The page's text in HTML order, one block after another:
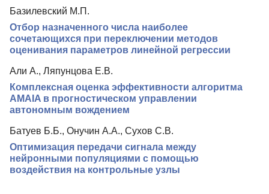
Базилевский М.П.
Отбор назначенного числа наиболее
сочетающихся при переключении методов
оценивания параметров линейной регрессии
Али А., Ляпунцова Е.В.
Комплексная оценка эффективности алгоритма
AMAIA в прогностическом управлении
автономным вождением
Батуев Б.Б., Онучин А.А., Сухов С.В.
Оптимизация передачи сигнала между
нейронными популяциями с помощью
воздействия на контрольные узлы